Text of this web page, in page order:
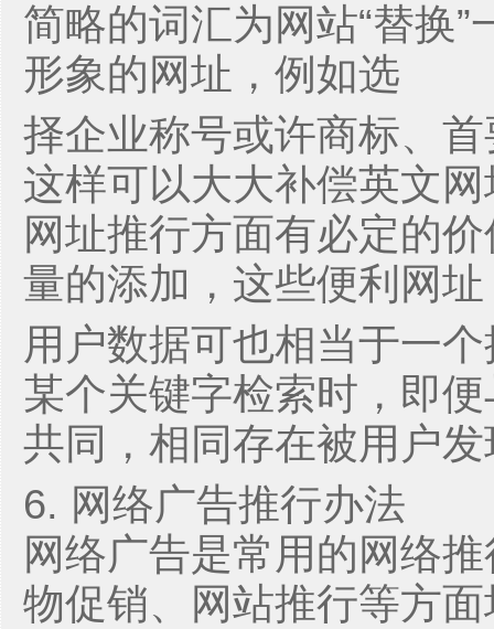
简略的词汇为网站“替换
形象的网址，例如选
择企业称号或许商标、
这样可以大大补偿英文
网址推行方面有必定的
量的添加，这些便利网址
用户数据可也相当于一
某个关键字检索时，即
共同，相同存在被用户
6. 网络广告推行办法
网络广告是常用的网络
物促销、网站推行等方